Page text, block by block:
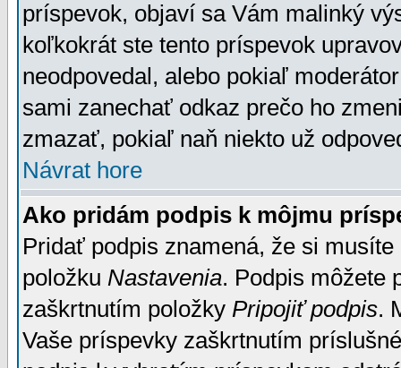
príspevok, objaví sa Vám malinký
koľkokrát ste tento príspevok
neodpovedal, alebo pokiaľ
sami zanechať odkaz prečo ho
zmazať, pokiaľ naň niekto už
Návrat hore
Ako pridám podpis k môjmu
Pridať podpis znamená, že si
položku Nastavenia. Podpis môžete
zaškrtnutím položky Pripojiť podpis.
Vaše príspevky zaškrtnutím